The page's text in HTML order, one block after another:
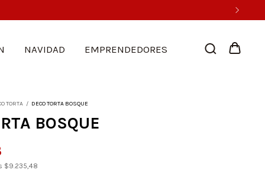
NAVIDAD EMPRENDEDORES
TORTA / DECO TORTA BOSQUE
BOSQUE
$9.235,48